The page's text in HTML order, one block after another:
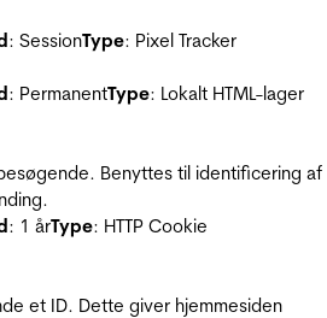
: SessionType: Pixel Tracker
: PermanentType: Lokalt HTML-lager
Benyttes til identificering af
: 1 årType: HTTP Cookie
et ID. Dette giver hjemmesiden